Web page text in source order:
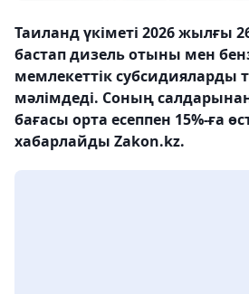
Таиланд үкіметі 2026 жылғы
бастап дизель отыны мен
мемлекеттік субсидияларды
мәлімдеді. Соның
бағасы орта есеппен 15%-ға
хабарлайды Zakon.kz.